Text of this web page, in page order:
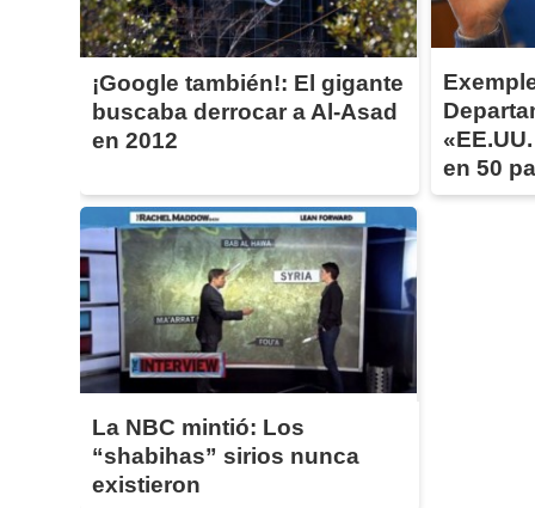
¡Google también!: El gigante
buscaba derrocar a Al-Asad
en 2012
en 50
La NBC mintió: Los
“shabihas” sirios nunca
existieron